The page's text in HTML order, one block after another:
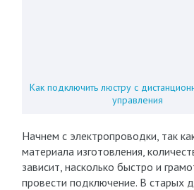
Как подключить люстру с
управления
Начнем с электропроводки, так
материала изготовления,
зависит, насколько быстро и
провести подключение. В старых